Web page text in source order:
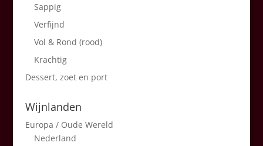
Sappig
Verfijnd
Vol & Rond (rood)
Krachtig
Dessert, zoet en port
Wijnlanden
Europa / Oude Wereld
Nederland